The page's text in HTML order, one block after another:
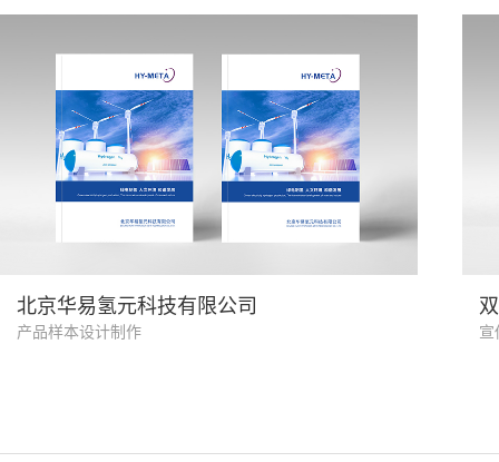
氢能制造业
北京华易氢元科技有限公司
产品样本设计制作 宣